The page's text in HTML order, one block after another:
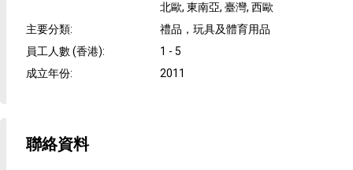
北歐, 東南亞, 臺灣, 西歐
主要分類:
禮品，玩具及體育用品
員工人數 (香港):
1 - 5
成立年份: 2011
聯絡資料